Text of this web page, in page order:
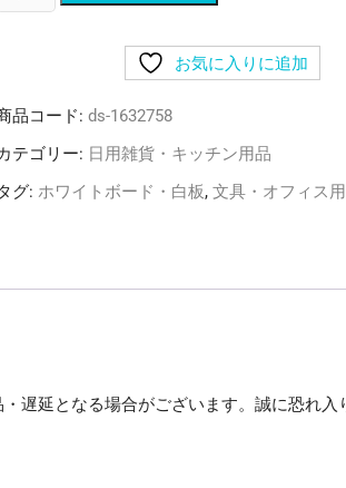
)
お気に入りに追加
品コード: ds-1632758
テゴリー: 日用雑貨・キッチン用品
グ: ホワイトボード・白板, 文具・オフィス
遅延となる場合がございます。誠に恐れ入